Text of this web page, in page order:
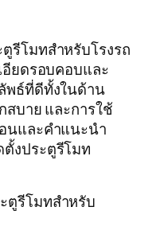
รีโมทสำหรับโรงรถ
อียดรอบคอบและ
พธ์ที่ดีทั้งในด้าน
บาย และการใช้
นและคำแนะนำ
งประตูรีโมท
ตูรีโมทสำหรับ